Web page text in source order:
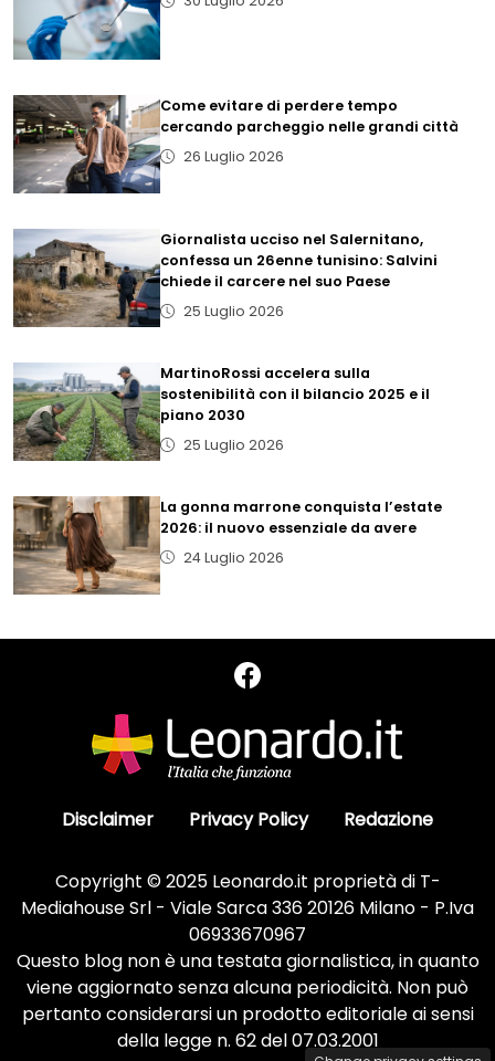
Come evitare di perdere tempo
cercando parcheggio nelle grandi città
26 Luglio 2026
Giornalista ucciso nel Salernitano,
confessa un 26enne tunisino: Salvini
chiede il carcere nel suo Paese
25 Luglio 2026
MartinoRossi accelera sulla
sostenibilità con il bilancio 2025 e il
piano 2030
25 Luglio 2026
La gonna marrone conquista l’estate
2026: il nuovo essenziale da avere
24 Luglio 2026
Disclaimer Privacy Policy Redazione
Copyright © 2025 Leonardo.it proprietà di T-
Mediahouse Srl - Viale Sarca 336 20126 Milano - P.Iva
06933670967
Questo blog non è una testata giornalistica, in quanto
viene aggiornato senza alcuna periodicità. Non può
pertanto considerarsi un prodotto editoriale ai sensi
della legge n. 62 del 07.03.2001